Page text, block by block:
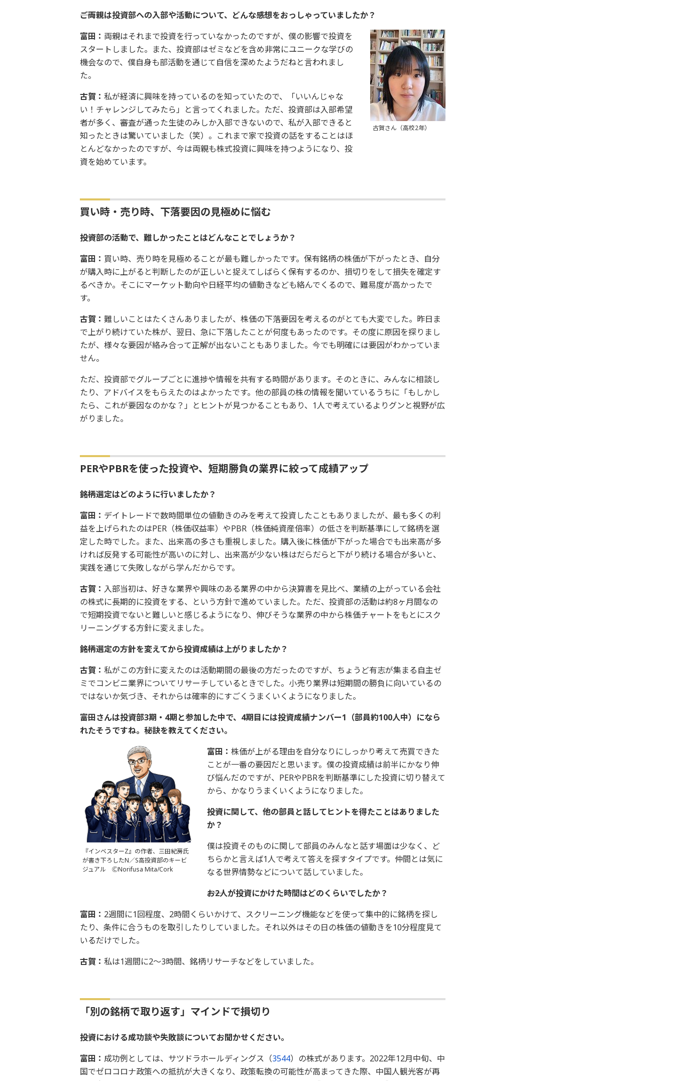
――ご両親は投資部への入部や活動について、どんな感想をおっしゃっていましたか？
古賀さん（高校2年）
富田： 両親はそれまで投資を行っていなかったのですが、僕の影響で投資を
スタートしました。また、投資部はゼミなどを含め非常にユニークな学びの
機会なので、僕自身も部活動を通じて自信を深めたようだねと言われまし
た。
古賀： 私が経済に興味を持っているのを知っていたので、「いいんじゃな
い！チャレンジしてみたら」と言ってくれました。ただ、投資部は入部希望
者が多く、審査が通った生徒のみしか入部できないので、私が入部できると
知ったときは驚いていました（笑）。これまで家で投資の話をすることはほ
とんどなかったのですが、今は両親も株式投資に興味を持つようになり、投
資を始めています。
買い時・売り時、下落要因の見極めに悩む
――投資部の活動で、難しかったことはどんなことでしょうか？
富田： 買い時、売り時を見極めることが最も難しかったです。保有銘柄の株価が下がったとき、自分
が購入時に上がると判断したのが正しいと捉えてしばらく保有するのか、損切りをして損失を確定す
るべきか。そこにマーケット動向や日経平均の値動きなども絡んでくるので、難易度が高かったで
す。
古賀： 難しいことはたくさんありましたが、株価の下落要因を考えるのがとても大変でした。昨日ま
で上がり続けていた株が、翌日、急に下落したことが何度もあったのです。その度に原因を探りまし
たが、様々な要因が絡み合って正解が出ないこともありました。今でも明確には要因がわかっていま
せん。
ただ、投資部でグループごとに進捗や情報を共有する時間があります。そのときに、みんなに相談し
たり、アドバイスをもらえたのはよかったです。他の部員の株の情報を聞いているうちに「もしかし
たら、これが要因なのかな？」とヒントが見つかることもあり、1人で考えているよりグンと視野が広
がりました。
PERやPBRを使った投資や、短期勝負の業界に絞って成績アップ
――銘柄選定はどのように行いましたか？
富田： デイトレードで数時間単位の値動きのみを考えて投資したこともありましたが、最も多くの利
益を上げられたのはPER（株価収益率）やPBR（株価純資産倍率）の低さを判断基準にして銘柄を選
定した時でした。また、出来高の多さも重視しました。購入後に株価が下がった場合でも出来高が多
ければ反発する可能性が高いのに対し、出来高が少ない株はだらだらと下がり続ける場合が多いと、
実践を通じて失敗しながら学んだからです。
古賀： 入部当初は、好きな業界や興味のある業界の中から決算書を見比べ、業績の上がっている会社
の株式に長期的に投資をする、という方針で進めていました。ただ、投資部の活動は約8ヶ月間なの
で短期投資でないと難しいと感じるようになり、伸びそうな業界の中から株価チャートをもとにスク
リーニングする方針に変えました。
――銘柄選定の方針を変えてから投資成績は上がりましたか？
古賀： 私がこの方針に変えたのは活動期間の最後の方だったのですが、ちょうど有志が集まる自主ゼ
ミでコンビニ業界についてリサーチしているときでした。小売り業界は短期間の勝負に向いているの
ではないか気づき、それからは確率的にすごくうまくいくようになりました。
――富田さんは投資部3期・4期と参加した中で、4期目には投資成績ナンバー1（部員約100人中）になら
れたそうですね。秘訣を教えてください。
『インベスターZ』の作者、三田紀房氏
が書き下ろしたN／S高投資部のキービ
ジュアル ⒸNorifusa Mita/Cork
富田： 株価が上がる理由を自分なりにしっかり考えて売買できた
ことが一番の要因だと思います。僕の投資成績は前半にかなり伸
び悩んだのですが、PERやPBRを判断基準にした投資に切り替えて
から、かなりうまくいくようになりました。
――投資に関して、他の部員と話してヒントを得たことはありました
か？
僕は投資そのものに関して部員のみんなと話す場面は少なく、ど
ちらかと言えば1人で考えて答えを探すタイプです。仲間とは気に
なる世界情勢などについて話していました。
――お2人が投資にかけた時間はどのくらいでしたか？
富田： 2週間に1回程度、2時間くらいかけて、スクリーニング機能などを使って集中的に銘柄を探し
たり、条件に合うものを取引したりしていました。それ以外はその日の株価の値動きを10分程度見て
いるだけでした。
古賀： 私は1週間に2～3時間、銘柄リサーチなどをしていました。
「別の銘柄で取り返す」マインドで損切り
――投資における成功談や失敗談についてお聞かせください。
富田： 成功例としては、サツドラホールディングス（3544）の株式があります。2022年12月中旬、中
国でゼロコロナ政策への抵抗が大きくなり、政策転換の可能性が高まってきた際、中国人観光客が再